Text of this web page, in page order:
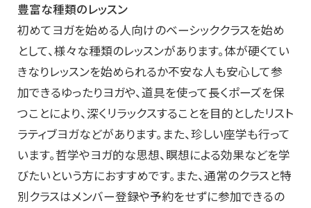
豊富な種類のレッスン
初めてヨガを始める人向けのベーシッククラスを始め
として、様々な種類のレッスンがあります。体が硬くてい
きなりレッスンを始められるか不安な人も安心して参
加できるゆったりヨガや、道具を使って長くポーズを保
つことにより、深くリラックスすることを目的としたリスト
ラティブヨガなどがあります。また、珍しい座学も行って
います。哲学やヨガ的な思想、瞑想による効果などを学
びたいという方におすすめです。また、通常のクラスと特
別クラスはメンバー登録や予約をせずに参加できるの